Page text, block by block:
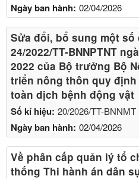
Ngày ban hành: 02/04/2026
Số kí hiệu: 20/2026/TT-BNNMT
Ngày ban hành: 02/04/2026
Sửa đổi, bổ sung một
24/2022/TT-BNNPTNT
2022 của Bộ trưởng Bộ
triển nông thôn quy
toàn dịch bệnh động vật
Về phân cấp quản lý tổ
thống Thi hành án dân